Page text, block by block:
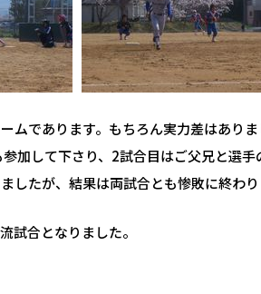
ムであります。もちろん実力差はあり
加して下さり、2試合目はご父兄と選手
たが、結果は両試合とも惨敗に終わり
試合となりました。